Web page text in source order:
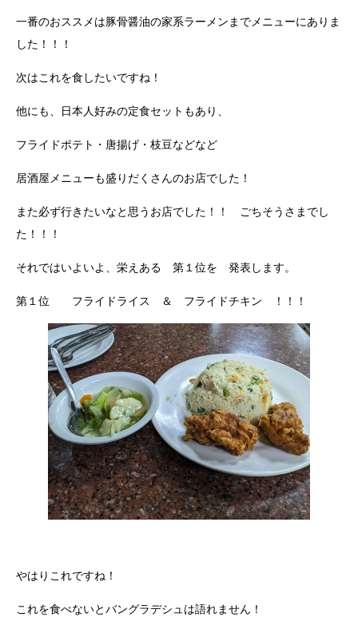
一番のおススメは豚骨醤油の家系ラーメンまでメニューにありま
した！！！
次はこれを食したいですね！
他にも、日本人好みの定食セットもあり、
フライドポテト・唐揚げ・枝豆などなど
居酒屋メニューも盛りだくさんのお店でした！
また必ず行きたいなと思うお店でした！！ ごちそうさまでし
た！！！
それではいよいよ、栄えある 第１位を 発表します。
第１位 フライドライス ＆ フライドチキン ！！！
やはりこれですね！
これを食べないとバングラデシュは語れません！